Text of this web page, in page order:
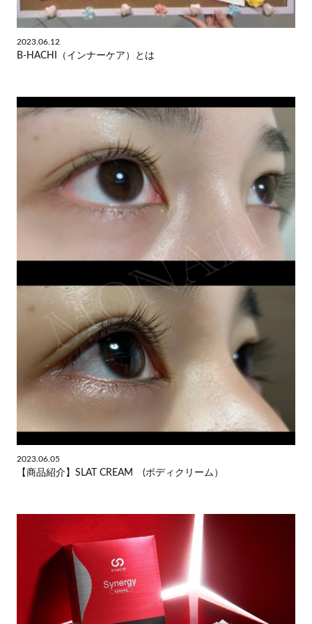
2023.06.12
B-HACHI（インナーケア）とは
2023.06.05
【商品紹介】SLAT CREAM (ボディクリーム）